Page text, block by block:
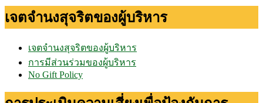
เจตจำนงสุจริตของผู้บริหาร
เจตจำนงสุจริตของผู้บริหาร
การมีส่วนร่วมของผู้บริหาร
No Gift Policy